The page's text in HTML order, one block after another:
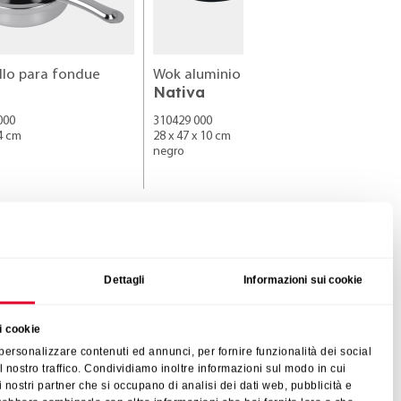
Dettagli Informazioni sui cookie
cookie
contenuti ed annunci, per fornire funzionalità dei social
nostro traffico. Condividiamo inoltre informazioni sul modo in cui
partner che si occupano di analisi dei dati web, pubblicità e
para fondue
cm
Nativa
310429 000
28 x 47 x 10 cm
negro